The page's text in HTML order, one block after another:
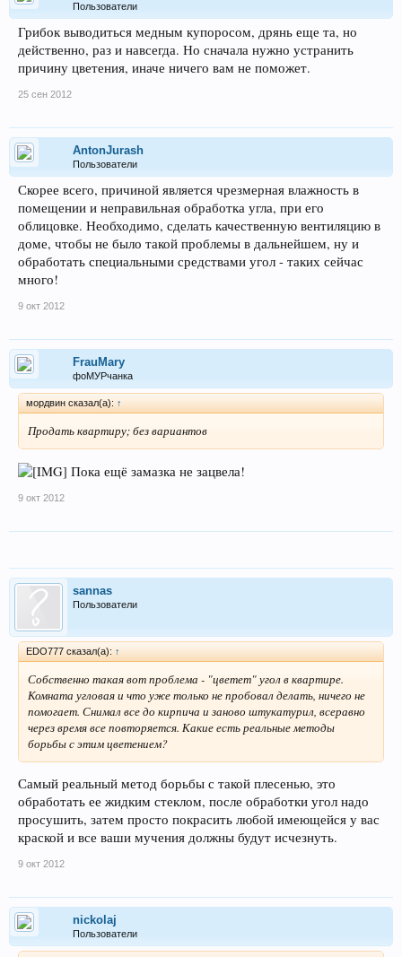
Пользователи
Грибок выводиться медным купоросом, дрянь еще та, но
действенно, раз и навсегда. Но сначала нужно устранить
причину цветения, иначе ничего вам не поможет.
25 сен 2012
AntonJurash
Пользователи
Скорее всего, причиной является чрезмерная влажность в
помещении и неправильная обработка угла, при его
облицовке. Необходимо, сделать качественную вентиляцию в
доме, чтобы не было такой проблемы в дальнейшем, ну и
обработать специальными средствами угол - таких сейчас
много!
9 окт 2012
FrauMary
фоМУРчанка
мордвин сказал(а): ↑
Продать квартиру; без вариантов
Пока ещё замазка не зацвела!
9 окт 2012
sannas
Пользователи
EDO777 сказал(а): ↑
Собственно такая вот проблема - "цветет" угол в квартире.
Комната угловая и что уже только не пробовал делать, ничего не
помогает. Снимал все до кирпича и заново штукатурил, всеравно
через время все повторяется. Какие есть реальные методы
борьбы с этим цветением?
Самый реальный метод борьбы с такой плесенью, это
обработать ее жидким стеклом, после обработки угол надо
просушить, затем просто покрасить любой имеющейся у вас
краской и все ваши мучения должны будут исчезнуть.
9 окт 2012
nickolaj
Пользователи